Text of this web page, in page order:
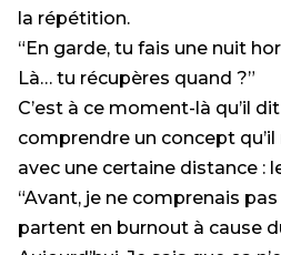
la répétition.
“En garde, tu fais une nuit
Là… tu récupères quand ?”
C’est à ce moment-là qu’il
comprendre un concept
avec une certaine distance :
“Avant, je ne comprenais
partent en burnout à cause